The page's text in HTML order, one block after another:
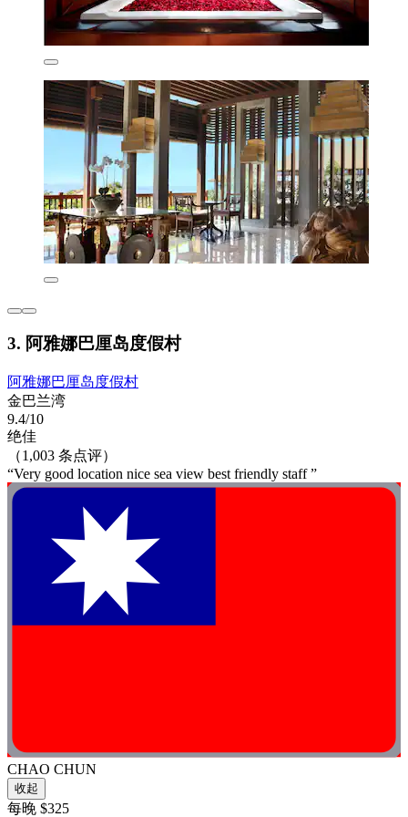
3. 阿雅娜巴厘岛度假村
阿雅娜巴厘岛度假村
金巴兰湾
9.4/10
绝佳
（1,003 条点评）
“Very good location nice sea view best friendly staff ”
CHAO CHUN
收起
每晚 $325